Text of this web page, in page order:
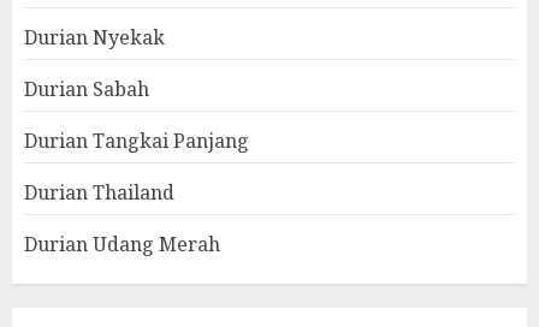
Durian Nyekak
Durian Sabah
Durian Tangkai Panjang
Durian Thailand
Durian Udang Merah